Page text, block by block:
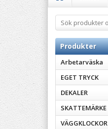
Produkter
Arbetarväska
EGET TRYCK
DEKALER
SKATTEMÄRKE
VÄGGKLOCKOR